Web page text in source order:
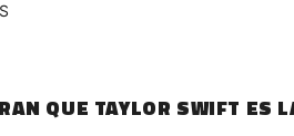
QUE TAYLOR SWIFT ES